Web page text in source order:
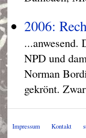
2006:
...anwesend.
NPD und
Norman
gekrönt.
Impressum Kontakt